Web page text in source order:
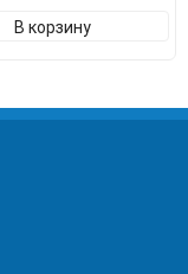
В корзину